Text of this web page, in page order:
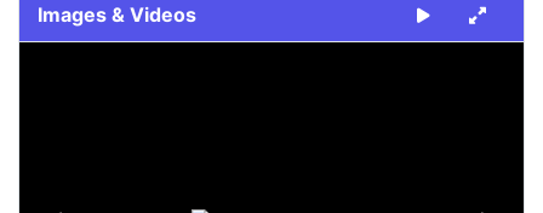
Images & Videos